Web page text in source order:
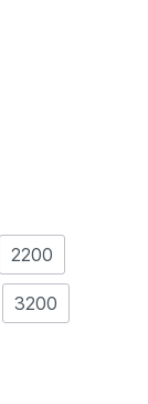
2200
3200